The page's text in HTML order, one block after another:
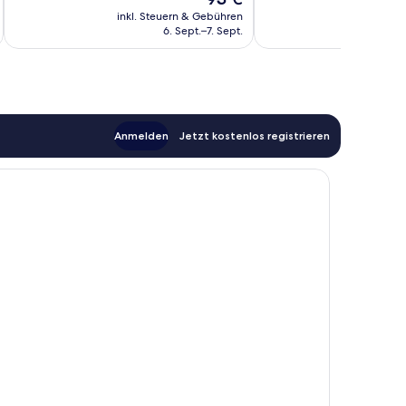
Preis
beträgt
inkl. Steuern & Gebühren
6. Sept.–7. Sept.
Anmelden Jetzt kostenlos registrieren